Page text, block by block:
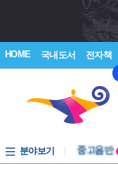
HOME 국내도서 전자책
분야보기
중고음반